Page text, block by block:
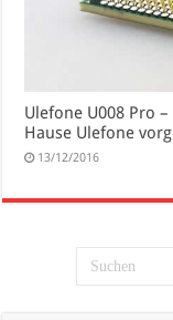
Ulefone U008 Pro
Hause Ulefone
13/12/2016